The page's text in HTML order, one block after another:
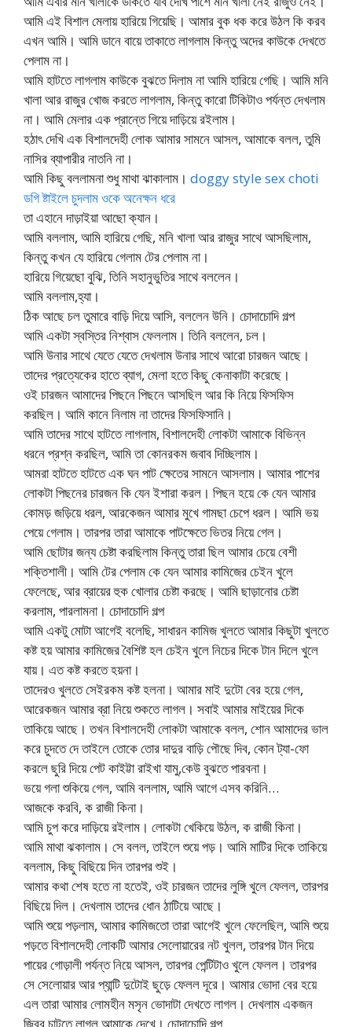
আমি এই বিশাল মেলায় হারিয়ে গিয়েছি। আমার বুক ধক করে উঠল কি করব
এখন আমি। আমি ডানে বায়ে তাকাতে লাগলাম কিন্তু অদের কাউকে দেখতে
পেলাম না।
আমি হাটতে লাগলাম কাউকে বুঝতে দিলাম না আমি হারিয়ে গেছি। আমি মনি
খালা আর রাজুর খোজ করতে লাগলাম, কিন্তু কারো টিকিটাও পর্যন্ত দেখলাম
না। আমি মেলার এক প্রান্তে গিয়ে দাড়িয়ে রইলাম।
হঠাৎ দেখি এক বিশালদেহী লোক আমার সামনে আসল, আমাকে বলল, তুমি
নাসির ব্যাপারীর নাতনি না।
আমি কিছু বললামনা শুধু মাথা ঝাকালাম। doggy style sex choti
ডগি ষ্টাইলে চুদলাম ওকে অনেক্ষন ধরে
তা এহানে দাড়াইয়া আছো ক্যান।
আমি বললাম, আমি হারিয়ে গেছি, মনি খালা আর রাজুর সাথে আসছিলাম,
কিন্তু কখন যে হারিয়ে গেলাম টের পেলাম না।
হারিয়ে গিয়েছো বুঝি, তিনি সহানুভুতির সাথে বললেন।
আমি বললাম,হ্যা।
ঠিক আছে চল তুমারে বাড়ি দিয়ে আসি, বললেন উনি। চোদাচোদি গল্প
আমি একটা স্বস্তির নিশ্বাস ফেললাম। তিনি বললেন, চল।
আমি উনার সাথে যেতে যেতে দেখলাম উনার সাথে আরো চারজন আছে।
তাদের প্রত্যেকের হাতে ব্যাগ, মেলা হতে কিছু কেনাকাটা করেছে।
ওই চারজন আমাদের পিছনে পিছনে আসছিল আর কি নিয়ে ফিসফিস
করছিল। আমি কানে নিলাম না তাদের ফিসফিসানি।
আমি তাদের সাথে হাটতে লাগলাম, বিশালদেহী লোকটা আমাকে বিভিন্ন
ধরনে প্রশ্ন করছিল, আমি তা কোনরকম জবাব দিচ্ছিলাম।
আমরা হাটতে হাটতে এক ঘন পাট ক্ষেতের সামনে আসলাম। আমার পাশের
লোকটা পিছনের চারজন কি যেন ইশারা করল। পিছন হয়ে কে যেন আমার
কোমড় জড়িয়ে ধরল, আরকেজন আমার মুখে গামছা চেপে ধরল। আমি ভয়
পেয়ে গেলাম। তারপর তারা আমাকে পাটক্ষেতে ভিতর নিয়ে গেল।
আমি ছোটার জন্য চেষ্টা করছিলাম কিন্তু তারা ছিল আমার চেয়ে বেশী
শক্তিশালী। আমি টের পেলাম কে যেন আমার কামিজের চেইন খুলে
ফেলেছে, আর ব্রায়ের হুক খোলার চেষ্টা করছে। আমি ছাড়ানোর চেষ্টা
করলাম, পারলামনা। চোদাচোদি গল্প
আমি একটু মোটা আগেই বলেছি, সাধারন কামিজ খুলতে আমার কিছুটা খুলতে
কষ্ট হয় আমার কামিজের বৈশিষ্ট হল চেইন খুলে নিচের দিকে টান দিলে খুলে
যায়। এত কষ্ট করতে হয়না।
তাদেরও খুলতে সেইরকম কষ্ট হলনা। আমার মাই দুটো বের হয়ে গেল,
আরেকজন আমার ব্রা নিয়ে শুকতে লাগল। সবাই আমার মাইয়ের দিকে
তাকিয়ে আছে। তখন বিশালদেহী লোকটা আমাকে বলল, শোন আমাদের ভাল
করে চুদতে দে তাইলে তোকে তোর দাদুর বাড়ি পৌছে দিব, কোন ট্যা-ফো
করলে ছুরি দিয়ে পেট কাইট্টা রাইখা যামু,কেউ বুঝতে পারবনা।
ভয়ে গলা শুকিয়ে গেল, আমি বললাম, আমি আগে এসব করিনি…
আজকে করবি, ক রাজী কিনা।
আমি চুপ করে দাড়িয়ে রইলাম। লোকটা খেকিয়ে উঠল, ক রাজী কিনা।
আমি মাথা ঝকালাম। সে বলল, তাইলে শুয়ে পড়। আমি মাটির দিকে তাকিয়ে
বললাম, কিছু বিছিয়ে দিন তারপর শুই।
আমার কথা শেষ হতে না হতেই, ওই চারজন তাদের লুঙ্গি খুলে ফেলল, তারপর
বিছিয়ে দিল। দেখলাম তাদের ধোন ঠাটিয়ে আছে।
আমি শুয়ে পড়লাম, আমার কামিজতো তারা আগেই খুলে ফেলেছিল, আমি শুয়ে
পড়তে বিশালদেহী লোকটি আমার সেলোয়ারের নট খুলল, তারপর টান দিয়ে
পায়ের গোড়ালী পর্যন্ত নিয়ে আসল, তারপর পেন্টিটাও খুলে ফেলল। তারপর
সে সেলোয়ার আর প্যান্টি দুটোই ছুড়ে ফেলল দূরে। আমার ভোদা বের হয়ে
এল তারা আমার লোমহীন মসৃন ভোদাটা দেখতে লাগল। দেখলাম একজন